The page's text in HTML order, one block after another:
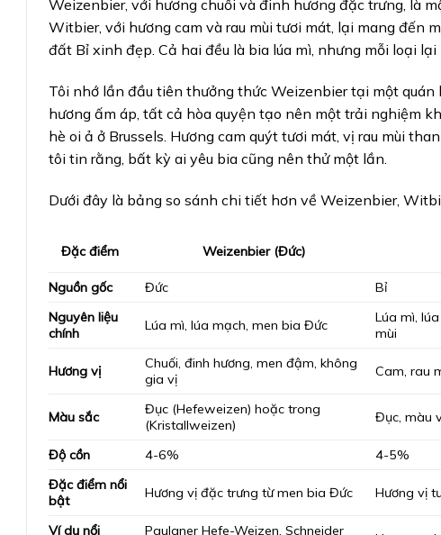
Weizenbier, với hương chuối và đinh hương đặc trưng, là
Witbier, với hương cam và rau mùi tươi mát, lại mang đến
đất Bỉ xinh đẹp. Cả hai đều là bia lúa mì, nhưng mỗi loại
Tôi nhớ lần đầu tiên thưởng thức Weizenbier tại một
hương ấm áp, tất cả hòa quyện tạo nên một trải nghiệm
hè oi ả ở Brussels. Hương cam quýt tươi mát, vị rau mùi
tôi tin rằng, bất kỳ ai yêu bia cũng nên thử một lần.
Dưới đây là bảng so sánh chi tiết hơn về Weizenbier,
Đặc điểm Weizenbier (Đức)
Nguồn gốc Đức Bỉ
Nguyên liệu
chính
Lúa mì, lúa mạch, men bia Đức
Lúa mì,
mùi
Hương vị
Chuối, đinh hương, men đậm, không
gia vị
Cam, rau
Màu sắc
Đục (Hefeweizen) hoặc trong
(Kristallweizen)
Đục, màu
Độ cồn
4-6% 4-5%
Đặc điểm nổi
bật
Hương vị đặc trưng từ men bia Đức Hương vị
Ví dụ nổi
Paulaner Hefe-Weizen, Schneider